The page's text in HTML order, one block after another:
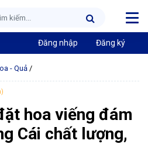
Đăng nhập Đăng ký
- Quả/
hoa viếng đám
Cái chất lượng,